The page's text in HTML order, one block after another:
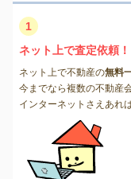
1
ネット上で査定依頼！
ネット上で不動産の無料
今までなら複数の不動産
インターネットさえあれ